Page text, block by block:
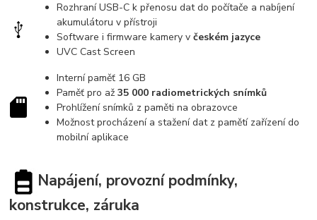
Rozhraní USB-C k přenosu dat do počítače a nabíjení
akumulátoru v přístroji
Software i firmware kamery včeském jazyce
UVC Cast Screen
Interní paměť 16 GB
Paměť pro až35 000 radiometrických snímků
Prohlížení snímků z paměti na obrazovce
Možnost procházení a stažení dat z pamětí zařízení do
mobilní aplikace
Napájení, provozní podmínky,
konstrukce, záruka